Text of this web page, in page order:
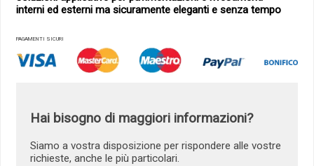
interni ed esterni ma sicuramente eleganti e senza tempo
PAGAMENTI SICURI
Hai bisogno di maggiori informazioni?
Siamo a vostra disposizione per rispondere alle vostre
richieste, anche le più particolari.